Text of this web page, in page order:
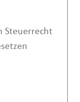
Steuerrecht